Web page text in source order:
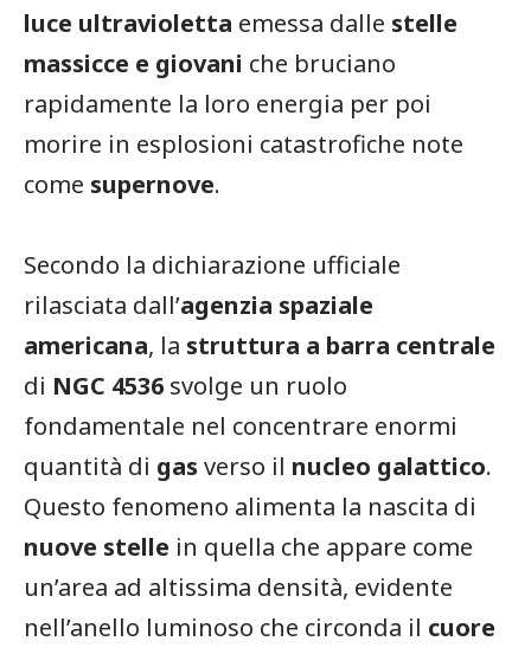
luce ultravioletta emessa dalle stelle
massicce e giovani che bruciano
rapidamente la loro energia per poi
morire in esplosioni catastrofiche note
come supernove.
Secondo la dichiarazione ufficiale
rilasciata dall’agenzia spaziale
americana, la struttura a barra centrale
di NGC 4536 svolge un ruolo
fondamentale nel concentrare enormi
quantità di gas verso il nucleo galattico.
Questo fenomeno alimenta la nascita di
nuove stelle in quella che appare come
un’area ad altissima densità, evidente
nell’anello luminoso che circonda il cuore